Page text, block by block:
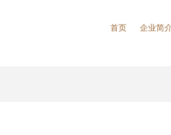
首页 企业简